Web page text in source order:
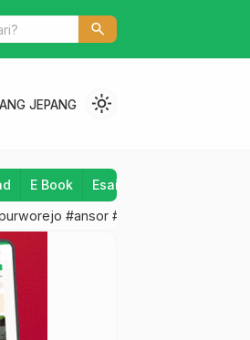
search
JEPANG light_mode
E Book Esai
#ansor #nu